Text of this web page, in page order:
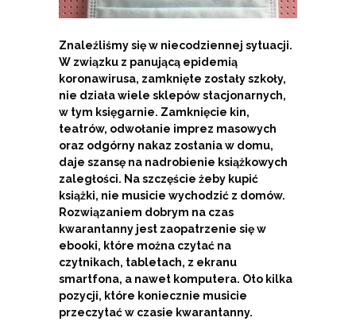
Znaleźliśmy się w niecodziennej sytuacji.
W związku z panującą epidemią
koronawirusa, zamknięte zostały szkoły,
nie działa wiele sklepów stacjonarnych,
w tym księgarnie. Zamknięcie kin,
teatrów, odwołanie imprez masowych
oraz odgórny nakaz zostania w domu,
daje szansę na nadrobienie książkowych
zaległości. Na szczęście żeby kupić
książki, nie musicie wychodzić z domów.
Rozwiązaniem dobrym na czas
kwarantanny jest zaopatrzenie się w
ebooki, które można czytać na
czytnikach, tabletach, z ekranu
smartfona, a nawet komputera. Oto kilka
pozycji, które koniecznie musicie
przeczytać w czasie kwarantanny.